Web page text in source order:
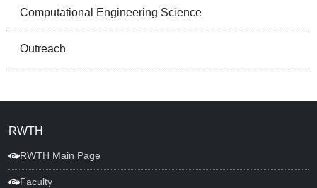
Computational Engineering Science
Outreach
RWTH
RWTH Main Page
Faculty